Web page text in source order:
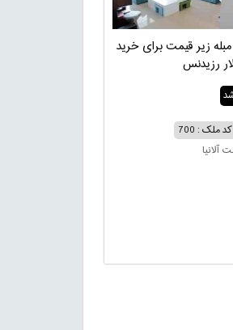
زیر قیمت برای خرید
رزیدنس
کد ملک : 700
آلانیا